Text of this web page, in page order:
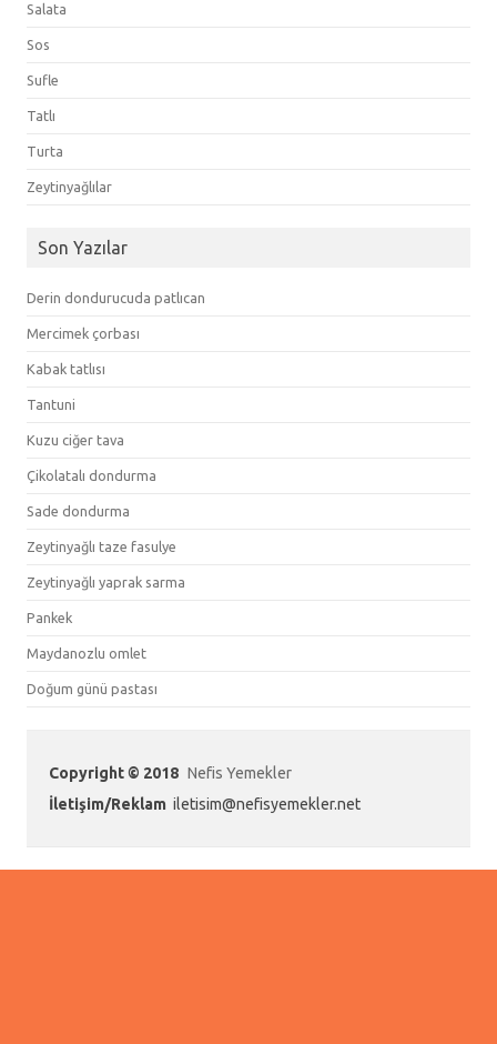
Salata
Sos
Sufle
Tatlı
Turta
Zeytinyağlılar
Son Yazılar
Derin dondurucuda patlıcan
Mercimek çorbası
Kabak tatlısı
Tantuni
Kuzu ciğer tava
Çikolatalı dondurma
Sade dondurma
Zeytinyağlı taze fasulye
Zeytinyağlı yaprak sarma
Pankek
Maydanozlu omlet
Doğum günü pastası
Copyright © 2018 Nefis Yemekler
İletişim/Reklam iletisim@nefisyemekler.net